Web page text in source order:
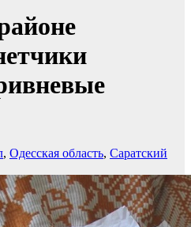
, Одесская область, Саратский